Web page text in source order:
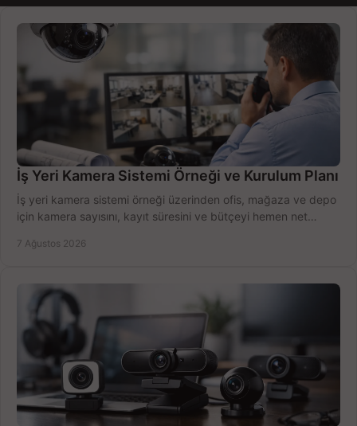
İş Yeri Kamera Sistemi Örneği ve Kurulum Planı
İş yeri kamera sistemi örneği üzerinden ofis, mağaza ve depo
için kamera sayısını, kayıt süresini ve bütçeyi hemen net
7 Ağustos 2026